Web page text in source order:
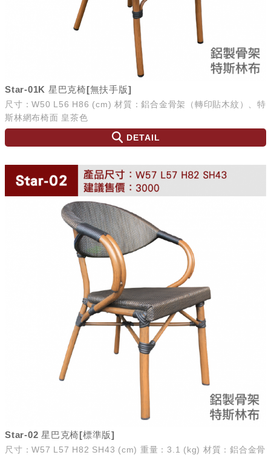
Star-01K 星巴克椅[無扶手版]
尺寸：W50 L56 H86 (cm) 材質：鋁合金骨架（轉印貼木紋）、特
斯林網布椅面 皇茶色
DETAIL
Star-02 星巴克椅[標準版]
尺寸：W57 L57 H82 SH43 (cm) 重量：3.1 (kg) 材質：鋁合金骨